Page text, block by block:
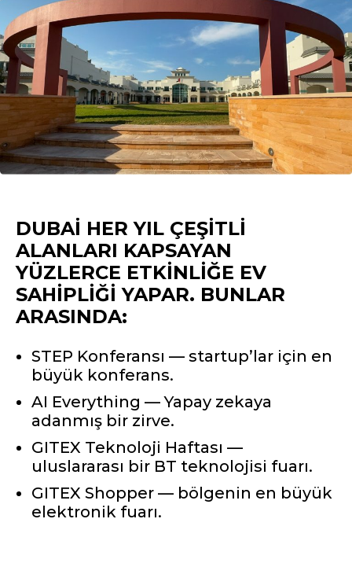
DUBAI HER YIL ÇEŞITLI
ALANLARI KAPSAYAN
YÜZLERCE ETKINLIĞE EV
SAHIPLIĞI YAPAR. BUNLAR
ARASINDA:
STEP Konferansı — startup’lar için en
büyük konferans.
AI Everything — Yapay zekaya
adanmış bir zirve.
GITEX Teknoloji Haftası —
uluslararası bir BT teknolojisi fuarı.
GITEX Shopper — bölgenin en büyük
elektronik fuarı.